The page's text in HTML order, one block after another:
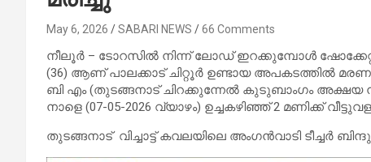
May 6, 2026 SABARI NEWS 66 Comments
നീലൂർ – ടോറസിൽ നിന്ന് ലോഡ് ഇറക്കുമ്പോൾ
(36) ആണ് പാലക്കാട് ചിറ്റൂർ ഉണ്ടായ അപകടത്തിൽ
ബി എം (തുടങ്ങനാട് ചിറക്കുന്നേൽ കുടുബാംഗം അക്ഷയ
നാളെ (07-05-2026 വ്യാഴം) ഉച്ചകഴിഞ്ഞ് 2 മണിക്ക്
തുടങ്ങനാട് വിച്ചാട്ട് കവലയിലെ അംഗൻവാടി ടീച്ചർ